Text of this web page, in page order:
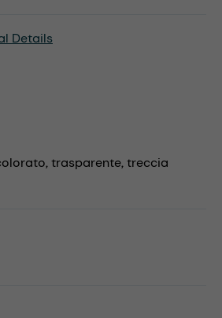
Details
trasparente, treccia